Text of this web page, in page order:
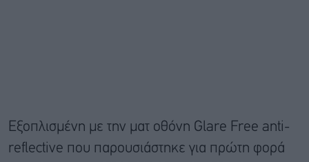
Εξοπλισμένη με την ματ οθόνη Glare Free anti-
reflective που παρουσιάστηκε για πρώτη φορά